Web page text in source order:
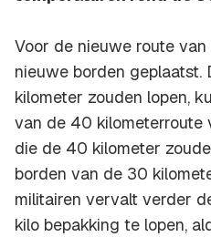
Voor de nieuwe route
nieuwe borden geplaatst.
kilometer zouden lopen,
van de 40 kilometerroute
die de 40 kilometer
borden van de 30
militairen vervalt verder
kilo bepakking te lopen,